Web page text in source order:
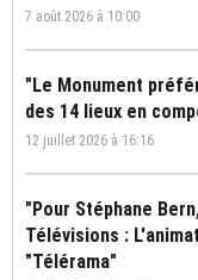
7 août 2026 à 10:00
"Le Monument
des 14 lieux en
12 juillet 2026 à 16:16
"Pour Stéphane
Télévisions :
"Télérama"